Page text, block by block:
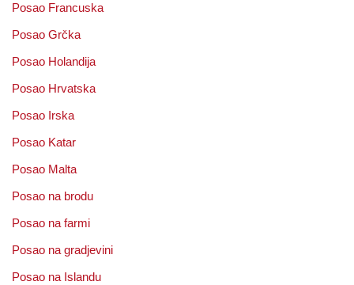
Posao Francuska
Posao Grčka
Posao Holandija
Posao Hrvatska
Posao Irska
Posao Katar
Posao Malta
Posao na brodu
Posao na farmi
Posao na gradjevini
Posao na Islandu